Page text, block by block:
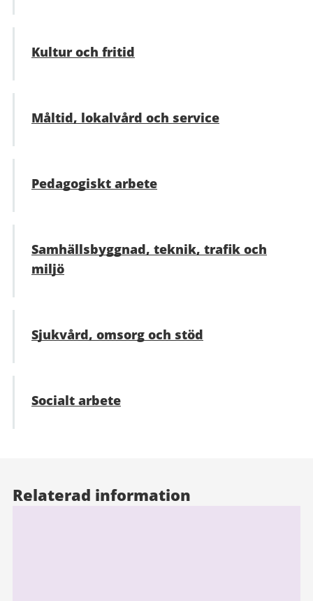
Kultur och fritid
Måltid, lokalvård och service
Pedagogiskt arbete
Samhällsbyggnad, teknik, trafik och
miljö
Sjukvård, omsorg och stöd
Socialt arbete
Relaterad information